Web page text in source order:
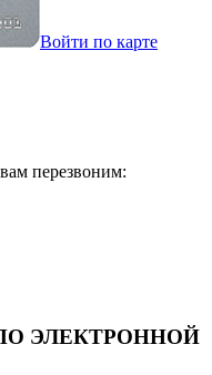
Войти по карте
перезвоним:
ЭЛЕКТРОННОЙ